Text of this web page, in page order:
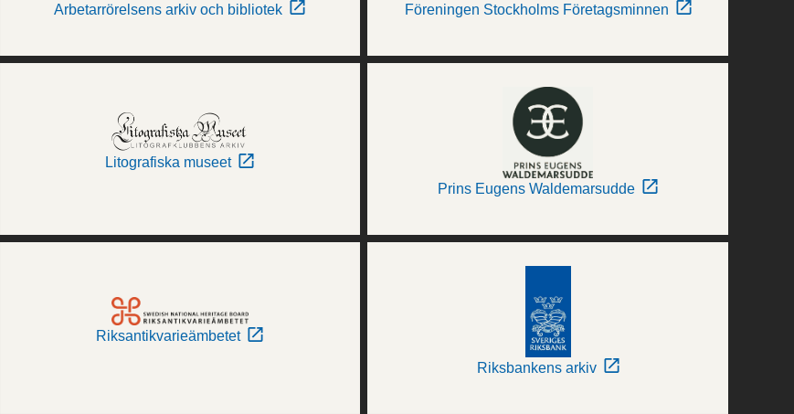
Arbetarrörelsens arkiv och bibliotek Föreningen Stockholms Företagsminnen
Litografiska museet
Prins Eugens Waldemarsudde
Riksantikvarieämbetet
Riksbankens arkiv